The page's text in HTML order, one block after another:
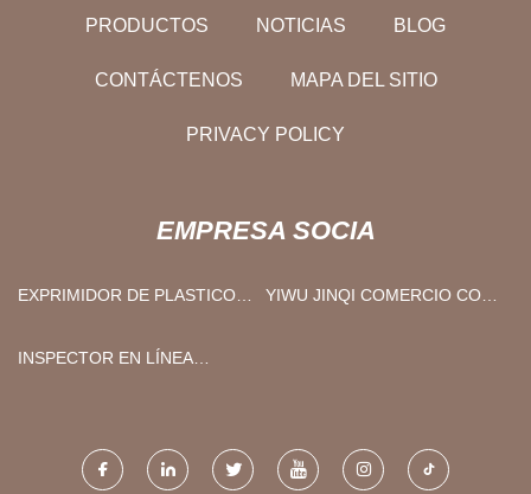
PRODUCTOS NOTICIAS BLOG
CONTÁCTENOS MAPA DEL SITIO
PRIVACY POLICY
EMPRESA SOCIA
EXPRIMIDOR DE PLASTICO
YIWU JINQI COMERCIO CO.,
INSPECTOR EN LÍNEA